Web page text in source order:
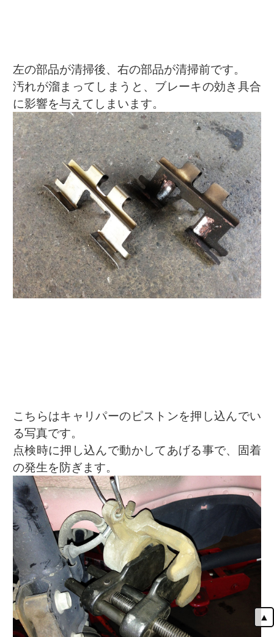
左の部品が清掃後、右の部品が清掃前です。
汚れが溜まってしまうと、ブレーキの効き具合
に影響を与えてしまいます。
こちらはキャリパーのピストンを押し込んでい
る写真です。
点検時に押し込んで動かしてあげる事で、固着
の発生を防ぎます。
▲